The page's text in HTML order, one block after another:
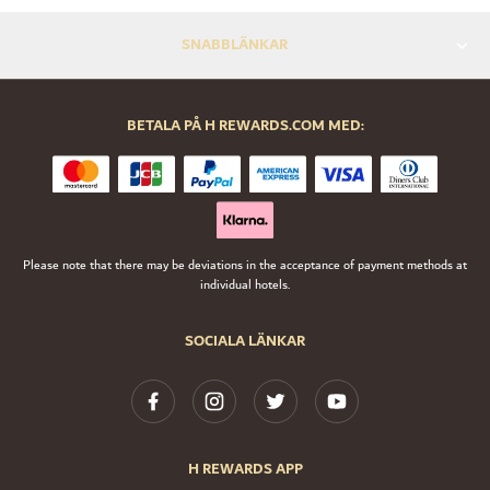
SNABBLÄNKAR
SOCIALA LÄNKAR
H REWARDS APP
BETALA PÅ H REWARDS.COM MED:
Please note that there may be deviations in the acceptance of payment methods at
individual hotels.